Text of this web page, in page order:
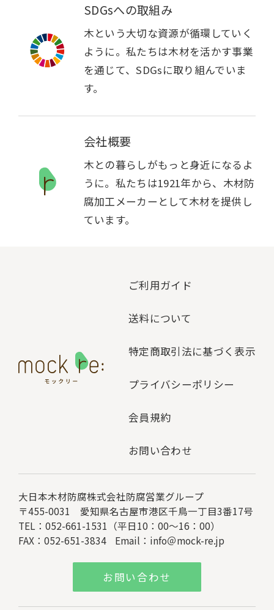
SDGsへの取組み
木という大切な資源が循環していく
ように。私たちは木材を活かす事業
を通じて、SDGsに取り組んでいま
す。
会社概要
木との暮らしがもっと身近になるよ
うに。私たちは1921年から、木材防
腐加工メーカーとして木材を提供し
ています。
ご利用ガイド
送料について
特定商取引法に基づく表示
プライバシーポリシー
会員規約
お問い合わせ
大日本木材防腐株式会社防腐営業グループ
〒455-0031 愛知県名古屋市港区千鳥一丁目3番17号
TEL：052-661-1531（平日10：00～16：00）
FAX：052-651-3834
Email： info＠mock-re.jp
お問い合わせ